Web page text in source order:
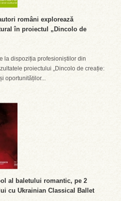
români explorează
în proiectul „Dincolo de
la dispoziția profesioniștilor din
proiectului „Dincolo de creație:
oportunităților...
al baletului romantic, pe 2
cu Ukrainian Classical Ballet